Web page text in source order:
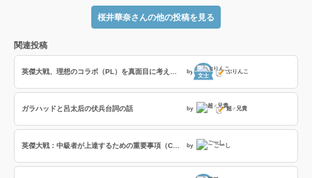
桜井華奈さんの他の投稿を見る
関連投稿
by
文士
ぶりんこ
ガラハッドと呂太后の伏兵台詞の話 by 超♂兄貴
by ごーし